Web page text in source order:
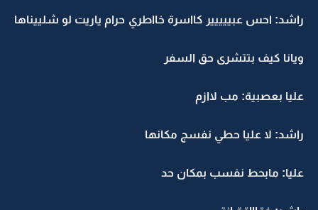
راشد: احس عبييييير كااسرة خااطري حرام ياريت لو شلييناها
ويانا كيف بتتشرى حق السفر
عليا بعصبية: مب لاازم
راشد: لا عليا حطي نفسج مكانها
عليا: مابحط نفسب بمكان حد